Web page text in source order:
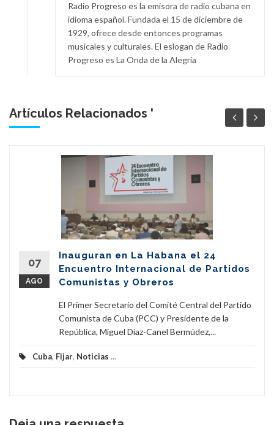
Radio Progreso es la emisora de radio cubana en
idioma español. Fundada el 15 de diciembre de
1929, ofrece desde entonces programas
musicales y culturales. El eslogan de Radio
Progreso es La Onda de la Alegría
Artículos Relacionados '
07
AGO
Inauguran en La Habana el 24
Encuentro Internacional de Partidos
Comunistas y Obreros
El Primer Secretario del Comité Central del Partido
Comunista de Cuba (PCC) y Presidente de la
República, Miguel Díaz-Canel Bermúdez,...
Cuba, Fijar, Noticias ...